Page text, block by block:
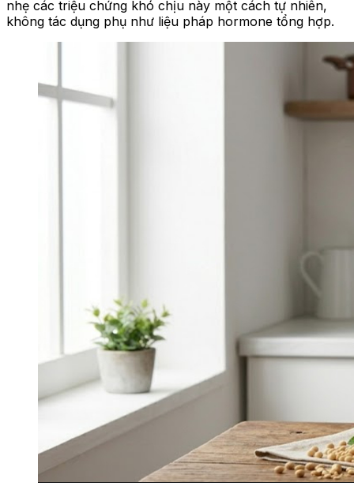
nhẹ các triệu chứng khó chịu này một cách tự nhiên,
không tác dụng phụ như liệu pháp hormone tổng hợp.